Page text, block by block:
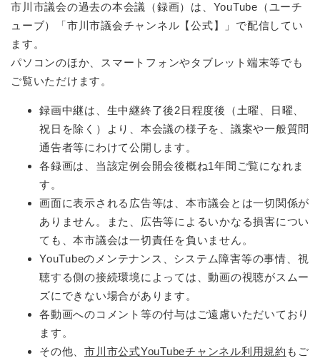
市川市議会の過去の本会議（録画）は、YouTube（ユーチ
ューブ）「市川市議会チャンネル【公式】」で配信してい
ます。
パソコンのほか、スマートフォンやタブレット端末等でも
ご覧いただけます。
録画中継は、生中継終了後2日程度後（土曜、日曜、
祝日を除く）より、本会議の様子を、議案や一般質問
通告者等にわけて公開します。
各録画は、当該定例会開会後概ね1年間ご覧になれま
す。
画面に表示される広告等は、本市議会とは一切関係が
ありません。また、広告等によるいかなる損害につい
ても、本市議会は一切責任を負いません。
YouTubeのメンテナンス、システム障害等の事情、視
聴する側の接続環境によっては、動画の視聴がスムー
ズにできない場合があります。
各動画へのコメント等の付与はご遠慮いただいており
ます。
その他、 市川市公式YouTubeチャンネル利用規約 もご